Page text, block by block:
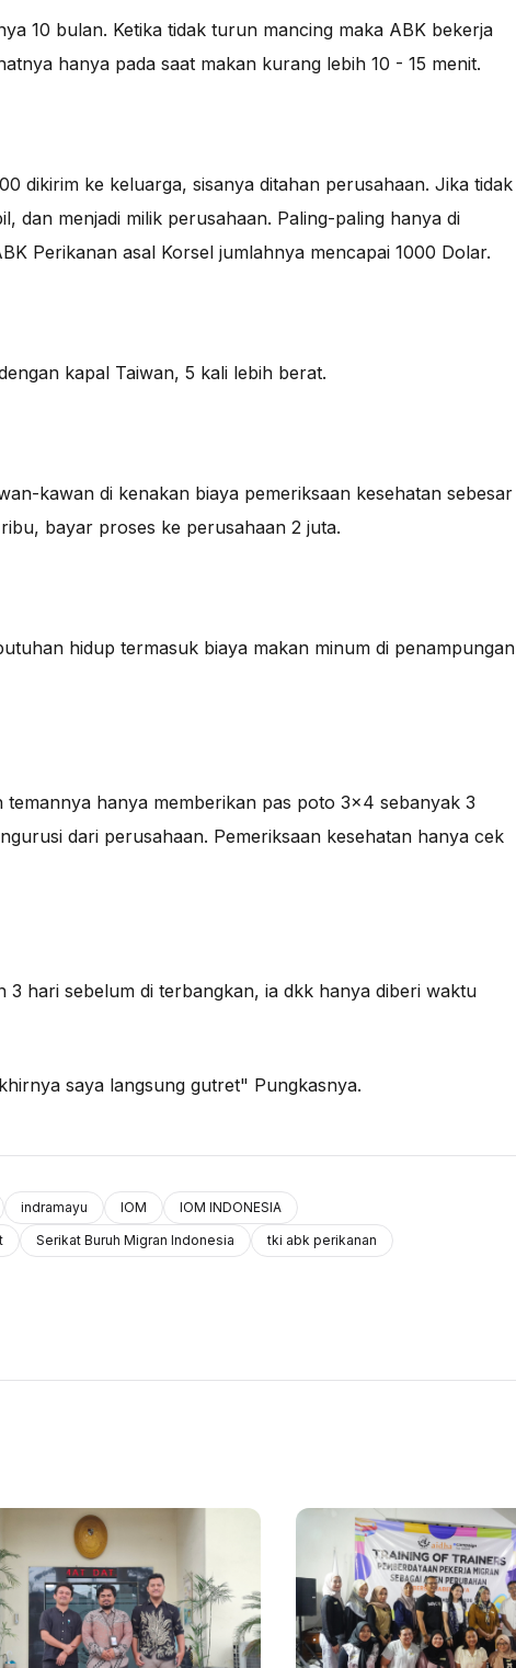
10 bulan. Ketika tidak turun mancing maka ABK bekerja
hanya pada saat makan kurang lebih 10 - 15 menit.
dikirim ke keluarga, sisanya ditahan perusahaan. Jika tidak
dan menjadi milik perusahaan. Paling-paling hanya di
Perikanan asal Korsel jumlahnya mencapai 1000 Dolar.
kapal Taiwan, 5 kali lebih berat.
kawan di kenakan biaya pemeriksaan kesehatan sebesar
bayar proses ke perusahaan 2 juta.
hidup termasuk biaya makan minum di penampungan
hanya memberikan pas poto 3x4 sebanyak 3
dari perusahaan. Pemeriksaan kesehatan hanya cek
3 hari sebelum di terbangkan, ia dkk hanya diberi waktu
saya langsung gutret" Pungkasnya.
indramayu IOM
IOM INDONESIA
Serikat Buruh Migran Indonesia tki abk perikanan